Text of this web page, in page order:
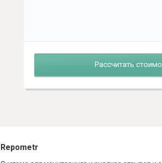
Рассчитать
Repometr